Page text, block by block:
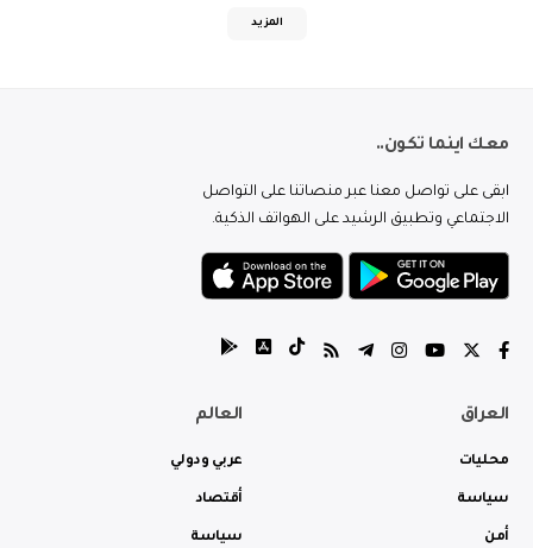
المزيد
معك اينما تكون..
ابقى على تواصل معنا عبر منصاتنا على التواصل
الاجتماعي وتطبيق الرشيد على الهواتف الذكية.
العراق
محليات
سياسة
أمن
العالم
عربي ودولي
أقتصاد
سياسة